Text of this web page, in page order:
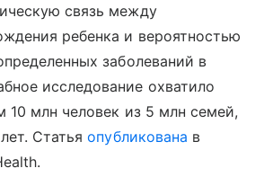
связь между
ребенка и вероятностью
заболеваний в
исследование охватило
10 млн человек из 5 млн семей,
Статьяопубликована в